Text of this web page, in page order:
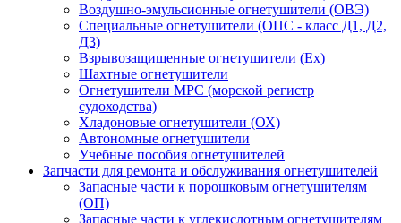
Воздушно-эмульсионные огнетушители (ОВЭ)
Специальные огнетушители (ОПС - класс Д1, Д2,
Д3)
Взрывозащищенные огнетушители (Ex)
Шахтные огнетушители
Огнетушители МРС (морской регистр
судоходства)
Хладоновые огнетушители (ОХ)
Автономные огнетушители
Учебные пособия огнетушителей
Запчасти для ремонта и обслуживания огнетушителей
Запасные части к порошковым огнетушителям
(ОП)
Запасные части к углекислотным огнетушителям